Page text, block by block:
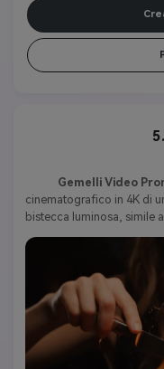
Gemelli Video
cinematografico in 4K di
bistecca luminosa, simile
carne con una forchetta
e vene ardenti,
concentrata, le labbra
ambientali includono un
respirazione sottile e un
niente musica, niente
friendly. Otto secondi.